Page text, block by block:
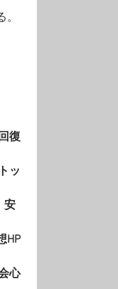
復
ッ
安
HP
心